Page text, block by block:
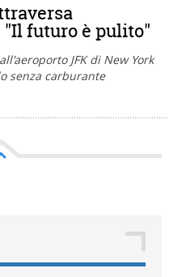
futuro è pulito"
JFK di New York
senza carburante